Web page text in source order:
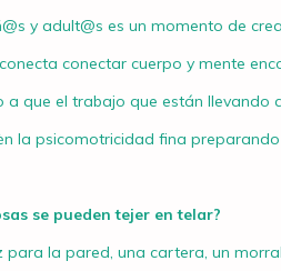
y adult@s es un momento de
conectar cuerpo y mente
a que el trabajo que están
la psicomotricidad fina
se pueden tejer en telar?
para la pared, una cartera, un